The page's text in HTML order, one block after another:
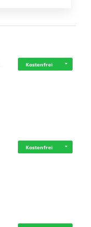
Kostenfrei
Kostenfrei